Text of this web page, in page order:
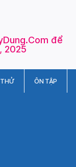
để
2025
ÔN TẬP